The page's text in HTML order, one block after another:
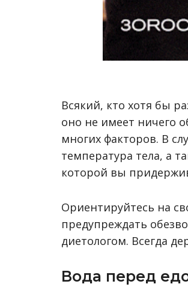
Всякий, кто хотя бы
оно не имеет ничего
многих факторов. В
температура тела, а
которой вы
Ориентируйтесь на
предупреждать
диетологом. Всегда
Вода перед